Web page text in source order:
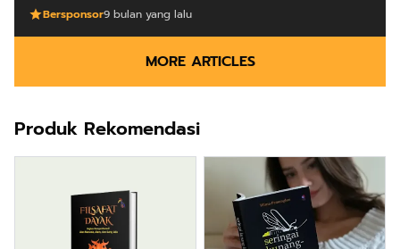
Bersponsor9 bulan yang lalu
MORE ARTICLES
Produk Rekomendasi